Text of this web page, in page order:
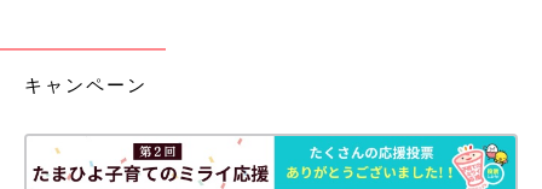
キャンペーン